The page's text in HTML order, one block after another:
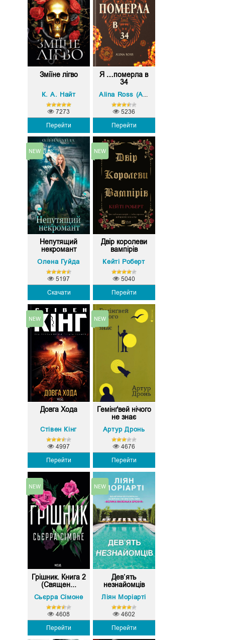
Зміїне лігво
К. А. Найт
Перейти
7273
Я …померла в
34
Перейти
5236
Непутящий
некромант
Олена Гуйда
Скачати
5197
Двір королеви
вампірів
Кейті Роберт
Перейти
5040
Довга Хода
Стівен Кінг
Перейти
4997
Гемінґвей нічого
не знає
Артур Дронь
Перейти
4676
Грішник. Книга 2
(Священ...
Сьєрра Сімоне
Перейти
4608
Дев’ять
незнайомців
Ліян Моріарті
Перейти
4602